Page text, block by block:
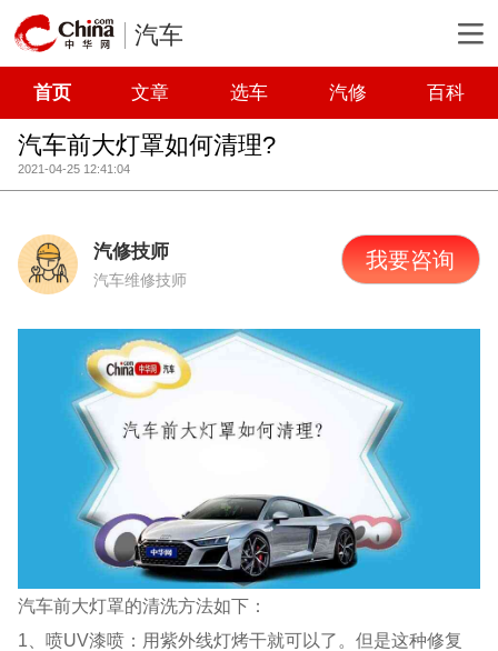
汽车
首页 文章 选车 汽修 百科
汽车前大灯罩如何清理?
2021-04-25 12:41:04
汽修技师
汽车维修技师
我要咨询
汽车前大灯罩的清洗方法如下：
1、喷UV漆喷：用紫外线灯烤干就可以了。但是这种修复